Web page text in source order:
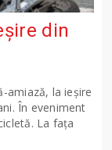
din
amiază, la ieșire
În eveniment
La fața